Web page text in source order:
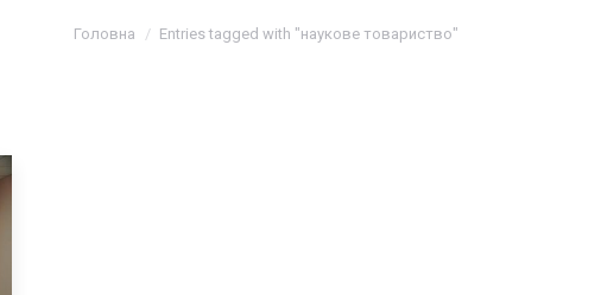
Головна Entries tagged with "наукове товариство"